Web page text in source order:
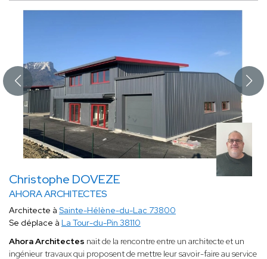
Christophe DOVEZE
AHORA ARCHITECTES
Architecte à Sainte-Hélène-du-Lac 73800
Se déplace à La Tour-du-Pin 38110
Ahora Architectes nait de la rencontre entre un architecte et un
ingénieur travaux qui proposent de mettre leur savoir-faire au service